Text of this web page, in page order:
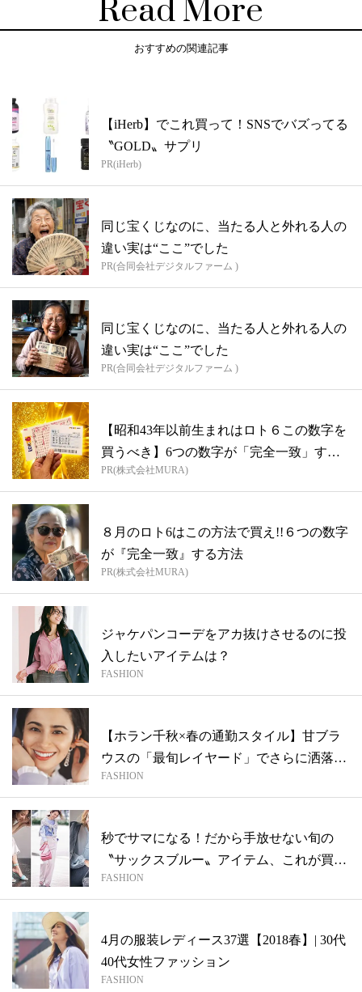
Read More
おすすめの関連記事
【iHerb】でこれ買って！SNSでバズってる
〝GOLD〟サプリ
PR(iHerb)
同じ宝くじなのに、当たる人と外れる人の
違い実は“ここ”でした
PR(合同会社デジタルファーム )
同じ宝くじなのに、当たる人と外れる人の
違い実は“ここ”でした
PR(合同会社デジタルファーム )
【昭和43年以前生まれはロト６この数字を
買うべき】6つの数字が「完全一致」する
方...
PR(株式会社MURA)
８月のロト6はこの方法で買え!!６つの数字
が『完全一致』する方法
PR(株式会社MURA)
ジャケパンコーデをアカ抜けさせるのに投
入したいアイテムは？
FASHION
【ホラン千秋×春の通勤スタイル】甘ブラ
ウスの「最旬レイヤード」でさらに洒落見
え！
FASHION
秒でサマになる！だから手放せない旬の
〝サックスブルー〟アイテム、これが買
い！
FASHION
4月の服装レディース37選【2018春】| 30代
40代女性ファッション
FASHION